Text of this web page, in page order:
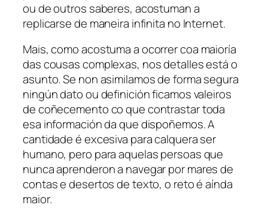
ou de outros saberes, acostuman a
replicarse de maneira infinita no Internet.
Mais, como acostuma a ocorrer coa maioría
das cousas complexas, nos detalles está o
asunto. Se non asimilamos de forma segura
ningún dato ou definición ficamos valeiros
de coñecemento co que contrastar toda
esa información da que dispoñemos. A
cantidade é excesiva para calquera ser
humano, pero para aquelas persoas que
nunca aprenderon a navegar por mares de
contas e desertos de texto, o reto é aínda
maior.